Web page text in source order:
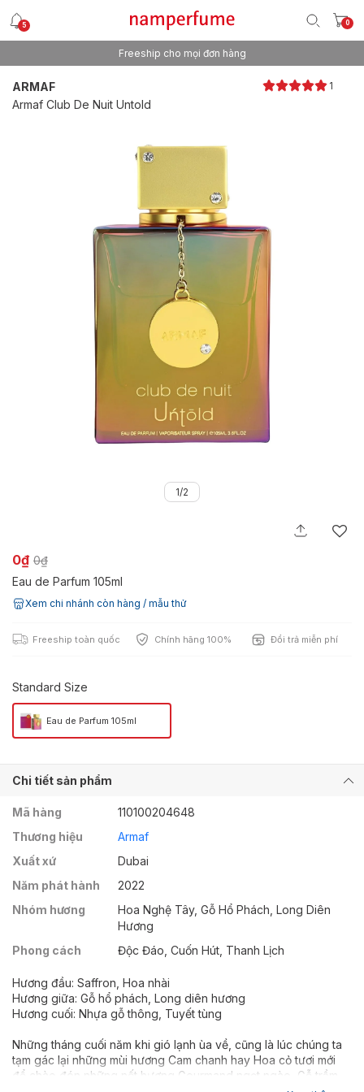
5 0
Freeship cho mọi đơn hàng
ARMAF 1
Armaf Club De Nuit Untold
1/2
0₫ 0₫
Eau de Parfum 105ml
Xem chi nhánh còn hàng / mẫu thử
Freeship toàn quốc Chính hãng 100% Đổi trả miễn phí
Standard Size
Eau de Parfum 105ml
Chi tiết sản phẩm
Mã hàng
110100204648
Thương hiệu
Armaf
Xuất xứ
Dubai
Năm phát hành
2022
Nhóm hương
Hoa Nghệ Tây, Gỗ Hổ Phách, Long Diên
Hương
Phong cách
Độc Đáo, Cuốn Hút, Thanh Lịch
Hương đầu: Saffron, Hoa nhài
Hương giữa: Gỗ hổ phách, Long diên hương
Hương cuối: Nhựa gỗ thông, Tuyết tùng
Những tháng cuối năm khi gió lạnh ùa về, cũng là lúc chúng ta
tạm gác lại những mùi hương Cam chanh hay Hoa cỏ tươi mới
để chào đón những nốt hương Gourmand ngọt ngào, Gỗ trầm